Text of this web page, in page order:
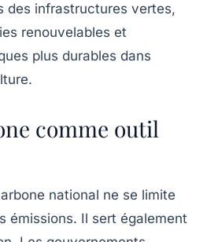
des infrastructures vertes,
renouvelables et
plus durables dans
comme outil
national ne se limite
émissions. Il sert également